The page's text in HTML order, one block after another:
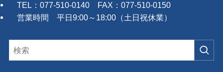
TEL：077-510-0140 FAX：077-510-0150
営業時間 平日9:00～18:00（土日祝休業）